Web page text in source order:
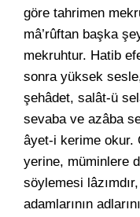
göre tahrimen
mâ’rûftan başka
mekruhtur. Hatib
sonra yüksek
şehâdet, salât-ü
sevaba ve azâba
âyet-i kerime okur.
yerine, müminlere
söylemesi
adamlarının